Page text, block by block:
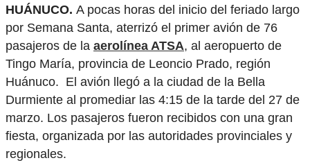
HUÁNUCO. A pocas horas del inicio del feriado largo
por Semana Santa, aterrizó el primer avión de 76
pasajeros de la aerolínea ATSA, al aeropuerto de
Tingo María, provincia de Leoncio Prado, región
Huánuco. El avión llegó a la ciudad de la Bella
Durmiente al promediar las 4:15 de la tarde del 27 de
marzo. Los pasajeros fueron recibidos con una gran
fiesta, organizada por las autoridades provinciales y
regionales.